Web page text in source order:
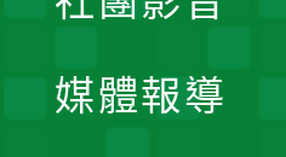
媒體報導